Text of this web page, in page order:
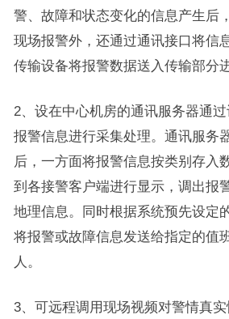
警、故障和状态变化的信息产生后
现场报警外，还通过通讯接口将信
传输设备将报警数据送入传输部分
2、设在中心机房的通讯服务器通
报警信息进行采集处理。通讯服务
后，一方面将报警信息按类别存入
到各接警客户端进行显示，调出报
地理信息。同时根据系统预先设定
将报警或故障信息发送给指定的值
人。
3、可远程调用现场视频对警情真实